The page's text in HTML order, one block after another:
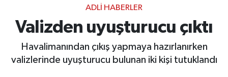
ADLI HABERLER
Valizden uyuşturucu çıktı
Havalimanından çıkış yapmaya hazırlanırken
valizlerinde uyuşturucu bulunan iki kişi tutuklandı
Tüm Manşetler
Son Dakika Haberleri
Haber Arşivi